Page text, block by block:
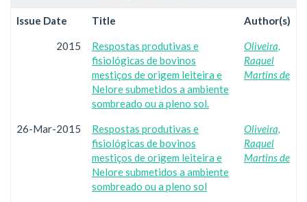
Issue Date Title Author(s)
2015
Respostas produtivas e
fisiológicas de bovinos
mestiços de origem leiteira e
Nelore submetidos a ambiente
sombreado ou a pleno sol.
Oliveira,
Raquel
Martins de
26-Mar-2015
Respostas produtivas e
fisiológicas de bovinos
mestiços de origem leiteira e
Nelore submetidos a ambiente
sombreado ou a pleno sol
Oliveira,
Raquel
Martins de